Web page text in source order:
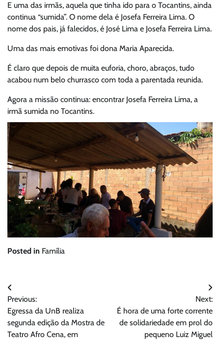
E uma das irmãs, aquela que tinha ido para o Tocantins, ainda
continua “sumida”. O nome dela é Josefa Ferreira Lima. O
nome dos pais, já falecidos, é José Lima e Josefa Ferreira Lima.
Uma das mais emotivas foi dona Maria Aparecida.
É claro que depois de muita euforia, choro, abraços, tudo
acabou num belo churrasco com toda a parentada reunida.
Agora a missão continua: encontrar Josefa Ferreira Lima, a
irmã sumida no Tocantins.
Posted in Família
Navegação
de
Post
Previous:
Egressa da UnB realiza
segunda edição da Mostra de
Teatro Afro Cena, em
Next:
É hora de uma forte corrente
de solidariedade em prol do
pequeno Luiz Miguel